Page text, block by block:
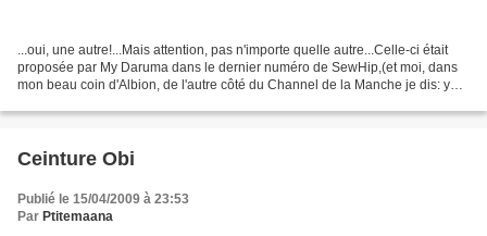
...oui, une autre!...Mais attention, pas n'importe quelle autre...Celle-ci était
proposée par My Daruma dans le dernier numéro de SewHip,(et moi, dans
mon beau coin d'Albion, de l'autre côté du Channel de la Manche je dis: yes!
Ceinture Obi
Publié le 15/04/2009 à 23:53
Par Ptitemaana